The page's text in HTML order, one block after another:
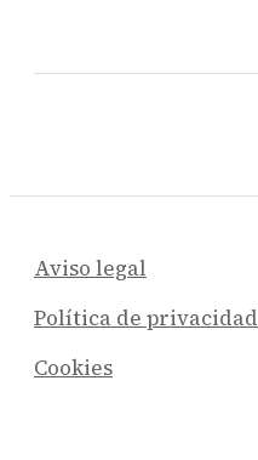
Aviso legal
Política de privacidad
Cookies